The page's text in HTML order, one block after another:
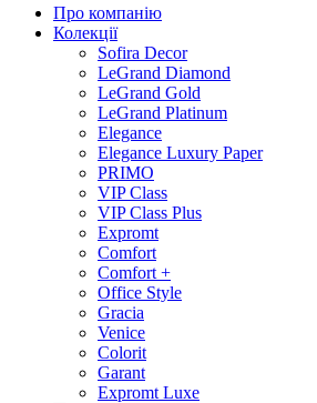
Про компанію
Колекції
Sofira Decor
LeGrand Diamond
LeGrand Gold
LeGrand Platinum
Elegance
Elegance Luxury Paper
PRIMO
VIP Class
VIP Class Plus
Expromt
Comfort
Comfort +
Office Style
Gracia
Venice
Colorit
Garant
Expromt Luxe